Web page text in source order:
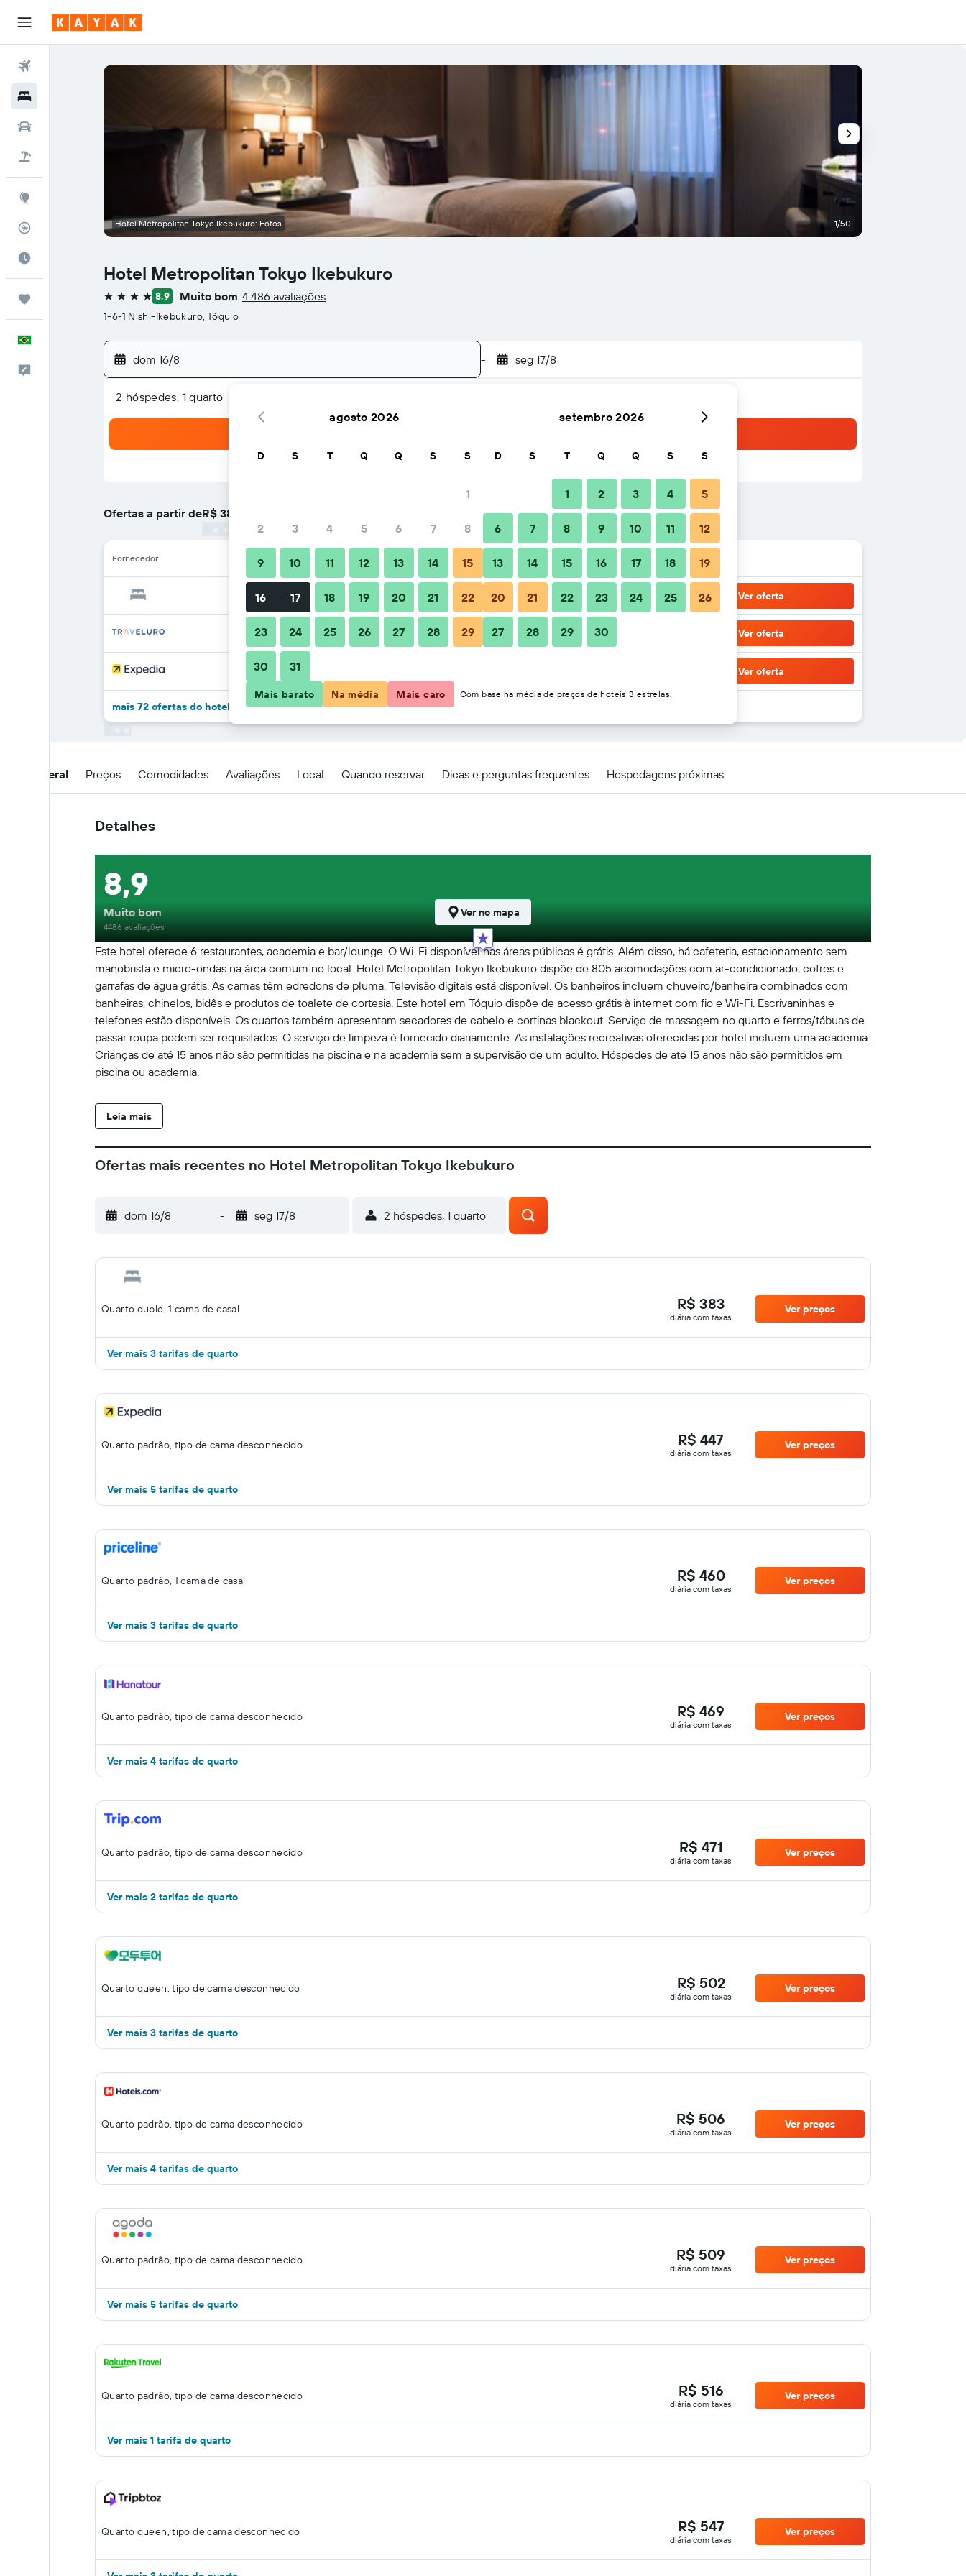
Rastreador de voos
Comentários
Hotel Metropolitan Tokyo Ikebukuro
4 estrelas 8,9 Muito bom 4.486 avaliações
1-6-1 Nishi-Ikebukuro, Tóquio
dom 16/8 - seg 17/8
2 hóspedes, 1 quarto
Ofertas a partir deR$ 383
Fornecedor Diária total
R$ 383 Ver oferta
R$ 433 Ver oferta
Ver oferta
mais 72 ofertas do hotel Hotel Metropolitan Tokyo Ikebukuro
Hotel Metropolitan Tokyo Ikebukuro: Fotos 1/50
Visão geral Preços Comodidades Avaliações Local Quando reservar Dicas e perguntas frequentes Hospedagens próximas
Detalhes
Este hotel oferece 6 restaurantes, academia e bar/lounge. O Wi-Fi disponível nas áreas públicas é grátis. Além disso, há cafeteria, estacionamento sem
manobrista e micro-ondas na área comum no local. Hotel Metropolitan Tokyo Ikebukuro dispõe de 805 acomodações com ar-condicionado, cofres e
garrafas de água grátis. As camas têm edredons de pluma. Televisão digitais está disponível. Os banheiros incluem chuveiro/banheira combinados com
banheiras, chinelos, bidês e produtos de toalete de cortesia. Este hotel em Tóquio dispõe de acesso grátis à internet com fio e Wi-Fi. Escrivaninhas e
telefones estão disponíveis. Os quartos também apresentam secadores de cabelo e cortinas blackout. Serviço de massagem no quarto e ferros/tábuas de
passar roupa podem ser requisitados. O serviço de limpeza é fornecido diariamente. As instalações recreativas oferecidas por hotel incluem uma academia.
Crianças de até 15 anos não são permitidas na piscina e na academia sem a supervisão de um adulto. Hóspedes de até 15 anos não são permitidos em
piscina ou academia.
Leia mais
8,9
Muito bom
4486 avaliações
Ver no mapa
Ofertas mais recentes no Hotel Metropolitan Tokyo Ikebukuro
dom 16/8 - seg 17/8 2 hóspedes, 1 quarto
Quarto duplo, 1 cama de casal R$ 383
diária com taxas
Ver preços
Ver mais 3 tarifas de quarto
Quarto padrão, tipo de cama desconhecido R$ 447
diária com taxas
Ver preços
Ver mais 5 tarifas de quarto
Quarto padrão, 1 cama de casal R$ 460
diária com taxas
Ver preços
Ver mais 3 tarifas de quarto
Quarto padrão, tipo de cama desconhecido R$ 469
diária com taxas
Ver preços
Ver mais 4 tarifas de quarto
Quarto padrão, tipo de cama desconhecido R$ 471
diária com taxas
Ver preços
Ver mais 2 tarifas de quarto
Quarto queen, tipo de cama desconhecido R$ 502
diária com taxas
Ver preços
Ver mais 3 tarifas de quarto
Quarto padrão, tipo de cama desconhecido R$ 506
diária com taxas
Ver preços
Ver mais 4 tarifas de quarto
Quarto padrão, tipo de cama desconhecido R$ 509
diária com taxas
Ver preços
Ver mais 5 tarifas de quarto
Quarto padrão, tipo de cama desconhecido R$ 516
diária com taxas
Ver preços
Ver mais 1 tarifa de quarto
Quarto queen, tipo de cama desconhecido R$ 547
diária com taxas
Ver preços
agosto 2026
D S T Q Q S S
1
2 3 4 5 6 7 8
9 10 11 12 13 14 15
16 17 18 19 20 21 22
23 24 25 26 27 28 29
30 31
setembro 2026
D S T Q Q S S
1 2 3 4 5
6 7 8 9 10 11 12
13 14 15 16 17 18 19
20 21 22 23 24 25 26
27 28 29 30
Mais barato Na média Mais caro Com base na média de preços de hotéis 3 estrelas.